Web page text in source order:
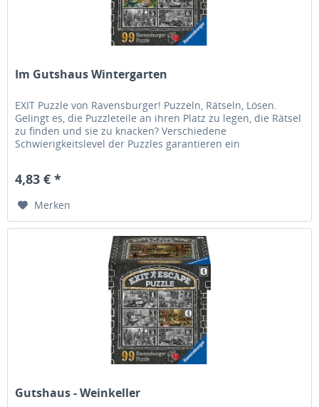
Im Gutshaus Wintergarten
EXIT Puzzle von Ravensburger! Puzzeln, Rätseln, Lösen.
Gelingt es, die Puzzleteile an ihren Platz zu legen, die Rätsel
zu finden und sie zu knacken? Verschiedene
Schwierigkeitslevel der Puzzles garantieren ein
4,83 € *
Merken
Gutshaus - Weinkeller